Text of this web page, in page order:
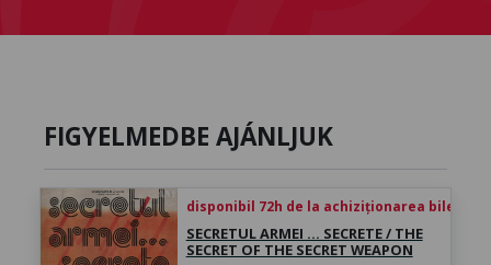
FIGYELMEDBE AJÁNLJUK
disponibil 72h de la achiziționarea biletului
SECRETUL ARMEI … SECRETE / THE
SECRET OF THE SECRET WEAPON